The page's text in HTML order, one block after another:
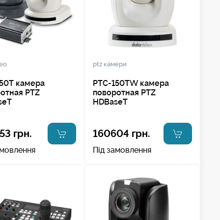
камера
PTZ
грн.
ptz камери
PTC-150TW камера
поворотная PTZ
HDBaseT
160604 грн.
Під замовлення